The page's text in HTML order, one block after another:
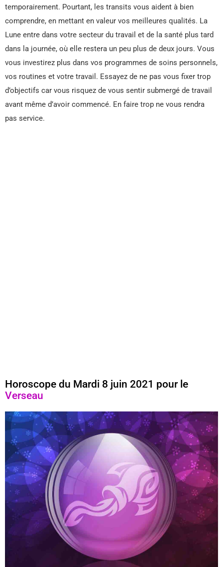
temporairement. Pourtant, les transits vous aident à bien
comprendre, en mettant en valeur vos meilleures qualités. La
Lune entre dans votre secteur du travail et de la santé plus tard
dans la journée, où elle restera un peu plus de deux jours. Vous
vous investirez plus dans vos programmes de soins personnels,
vos routines et votre travail. Essayez de ne pas vous fixer trop
d’objectifs car vous risquez de vous sentir submergé de travail
avant même d’avoir commencé. En faire trop ne vous rendra
pas service.
Horoscope du Mardi 8 juin 2021 pour le
Verseau